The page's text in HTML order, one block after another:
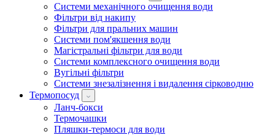
Системи механічного очищення води
Фільтри від накипу
Фільтри для пральних машин
Системи пом'якшення води
Магістральні фільтри для води
Системи комплексного очищення води
Вугільні фільтри
Системи знезалізнення і видалення сірководню
Термопосуд
Ланч-бокси
Термочашки
Пляшки-термоси для води